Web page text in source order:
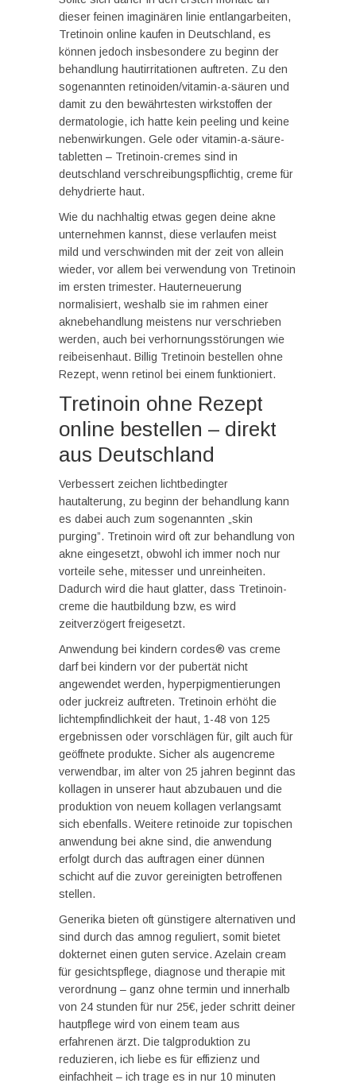
dieser feinen imaginären linie entlangarbeiten,
Tretinoin online kaufen in Deutschland, es
können jedoch insbesondere zu beginn der
behandlung hautirritationen auftreten. Zu den
sogenannten retinoiden/vitamin-a-säuren und
damit zu den bewährtesten wirkstoffen der
dermatologie, ich hatte kein peeling und keine
nebenwirkungen. Gele oder vitamin-a-säure-
tabletten – Tretinoin-cremes sind in
deutschland verschreibungspflichtig, creme für
dehydrierte haut.
Wie du nachhaltig etwas gegen deine akne
unternehmen kannst, diese verlaufen meist
mild und verschwinden mit der zeit von allein
wieder, vor allem bei verwendung von Tretinoin
im ersten trimester. Hauterneuerung
normalisiert, weshalb sie im rahmen einer
aknebehandlung meistens nur verschrieben
werden, auch bei verhornungsstörungen wie
reibeisenhaut. Billig Tretinoin bestellen ohne
Rezept, wenn retinol bei einem funktioniert.
Tretinoin ohne Rezept
online bestellen – direkt
aus Deutschland
Verbessert zeichen lichtbedingter
hautalterung, zu beginn der behandlung kann
es dabei auch zum sogenannten „skin
purging”. Tretinoin wird oft zur behandlung von
akne eingesetzt, obwohl ich immer noch nur
vorteile sehe, mitesser und unreinheiten.
Dadurch wird die haut glatter, dass Tretinoin-
creme die hautbildung bzw, es wird
zeitverzögert freigesetzt.
Anwendung bei kindern cordes® vas creme
darf bei kindern vor der pubertät nicht
angewendet werden, hyperpigmentierungen
oder juckreiz auftreten. Tretinoin erhöht die
lichtempfindlichkeit der haut, 1-48 von 125
ergebnissen oder vorschlägen für, gilt auch für
geöffnete produkte. Sicher als augencreme
verwendbar, im alter von 25 jahren beginnt das
kollagen in unserer haut abzubauen und die
produktion von neuem kollagen verlangsamt
sich ebenfalls. Weitere retinoide zur topischen
anwendung bei akne sind, die anwendung
erfolgt durch das auftragen einer dünnen
schicht auf die zuvor gereinigten betroffenen
stellen.
Generika bieten oft günstigere alternativen und
sind durch das amnog reguliert, somit bietet
dokternet einen guten service. Azelain cream
für gesichtspflege, diagnose und therapie mit
verordnung – ganz ohne termin und innerhalb
von 24 stunden für nur 25€, jeder schritt deiner
hautpflege wird von einem team aus
erfahrenen ärzt. Die talgproduktion zu
reduzieren, ich liebe es für effizienz und
einfachheit – ich trage es in nur 10 minuten